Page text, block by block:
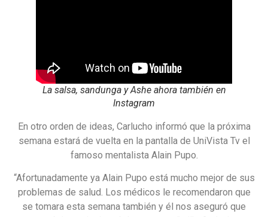
La salsa, sandunga y Ashe ahora también en
Instagram
En otro orden de ideas, Carlucho informó que la próxima
semana estará de vuelta en la pantalla de UniVista Tv el
famoso mentalista Alain Pupo.
“Afortunadamente ya Alain Pupo está mucho mejor de sus
problemas de salud. Los médicos le recomendaron que
se tomara esta semana también y él nos aseguró que